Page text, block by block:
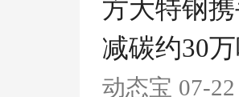
方大特钢
减碳约30
动态宝 07-